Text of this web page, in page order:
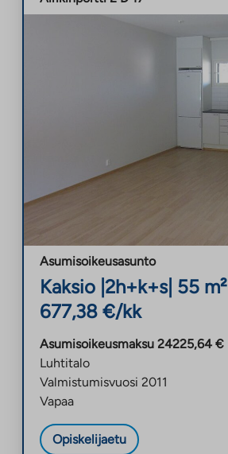
Asumisoikeusasunto
Kaksio 2h+k+s| 55 m²
677,38 €/kk
Asumisoikeusmaksu 24225,64 €
Luhtitalo
Valmistumisvuosi 2011
Vapaa
Opiskelijaetu